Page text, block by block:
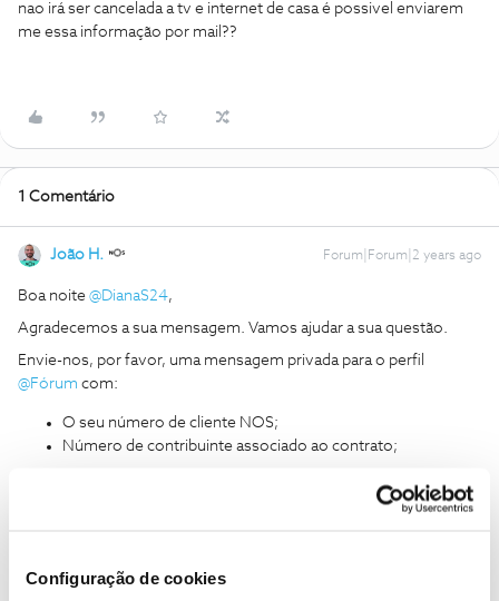
Configuração de cookies
nao irá ser cancelada a tv e internet de casa é possivel enviarem
me essa informação por mail??
1 Comentário
João H. Forum|Forum|2 years ago
Boa noite @DianaS24,
Agradecemos a sua mensagem. Vamos ajudar a sua questão.
Envie-nos, por favor, uma mensagem privada para o perfil
@Fórum com:
O seu número de cliente NOS;
Número de contribuinte associado ao contrato;
como "Melhor Resposta" e faça "Like" nos melhores comentários.